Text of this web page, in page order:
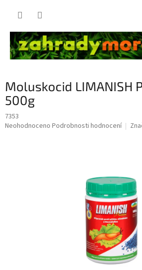
Moluskocid LIMANISH
500g
7353
Průměrné
Neohodnoceno Podrobnosti hodnocení